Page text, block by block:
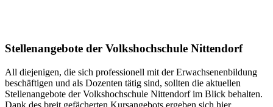
Stellenangebote der Volkshochschule Nittendorf
All diejenigen, die sich professionell mit der Erwachsenenbildung
beschäftigen und als Dozenten tätig sind, sollten die aktuellen
Stellenangebote der Volkshochschule Nittendorf im Blick behalten.
Dank des breit gefächerten Kursangebots ergeben sich hier